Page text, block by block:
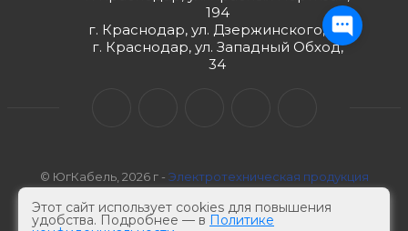
194
г. Краснодар, ул. Дзержинского, 98
г. Краснодар, ул. Западный Обход,
34
© ЮгКабель, 2026 г - Электротехническая продукция
Этот сайт использует cookies для повышения
удобства. Подробнее — в Политике